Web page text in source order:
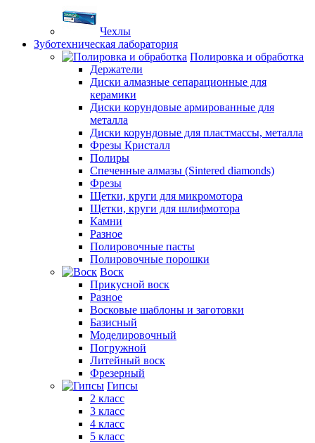
Чехлы
Зуботехническая лаборатория
Полировка и обработка
Держатели
Диски алмазные сепарационные для
керамики
Диски корундовые армированные для
металла
Диски корундовые для пластмассы, металла
Фрезы Кристалл
Полиры
Спеченные алмазы (Sintered diamonds)
Фрезы
Щетки, круги для микромотора
Щетки, круги для шлифмотора
Камни
Разное
Полировочные пасты
Полировочные порошки
Воск
Прикусной воск
Разное
Восковые шаблоны и заготовки
Базисный
Моделировочный
Погружной
Литейный воск
Фрезерный
Гипсы
2 класс
3 класс
4 класс
5 класс